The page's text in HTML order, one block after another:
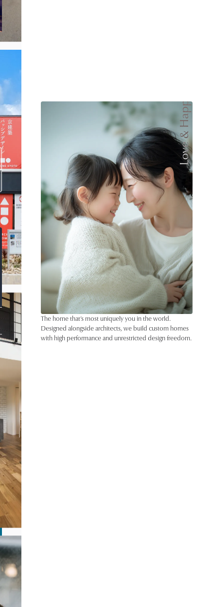
Love & Happy
The home that’s most uniquely you in the world.
Designed alongside architects, we build custom homes
with high performance and unrestricted design freedom.